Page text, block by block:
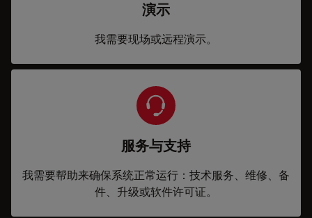
演示
我需要现场或远程演示。
服务与支持
我需要帮助来确保系统正常运行：技术服务、维修、备
件、升级或软件许可证。